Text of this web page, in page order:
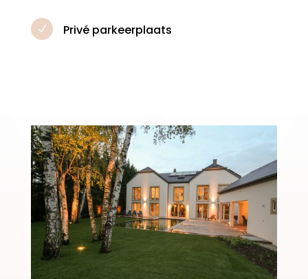
N Privé parkeerplaats